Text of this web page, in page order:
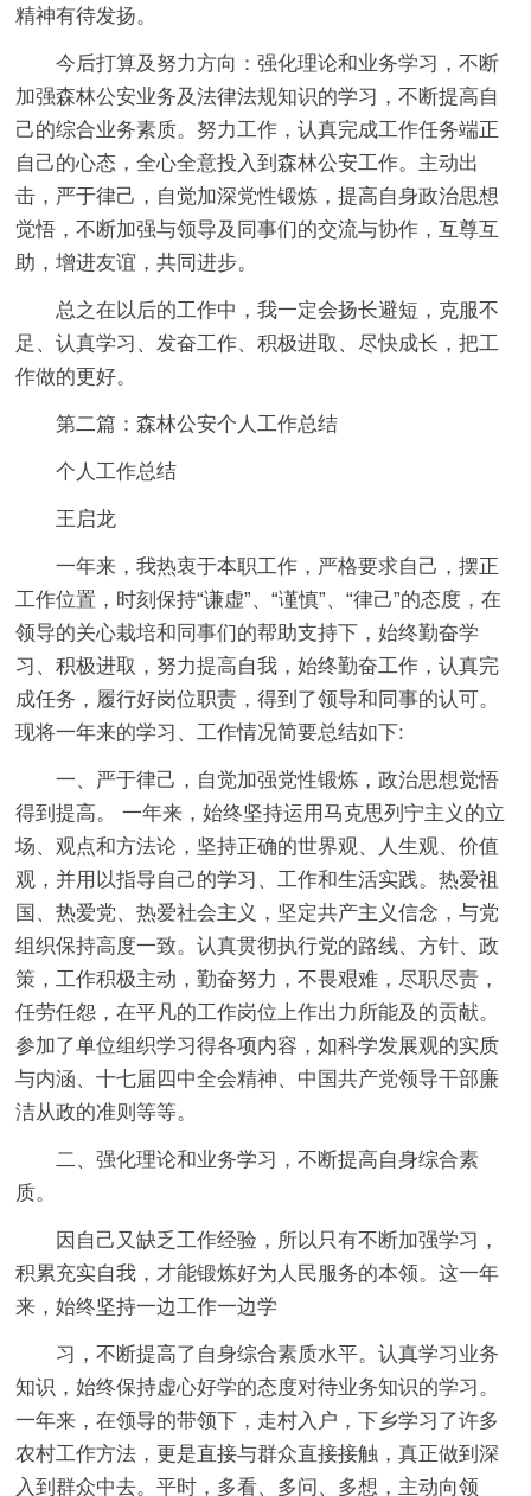
精神有待发扬。
今后打算及努力方向：强化理论和业务学习，不断
加强森林公安业务及法律法规知识的学习，不断提高自
己的综合业务素质。努力工作，认真完成工作任务端正
自己的心态，全心全意投入到森林公安工作。主动出
击，严于律己，自觉加深党性锻炼，提高自身政治思想
觉悟，不断加强与领导及同事们的交流与协作，互尊互
助，增进友谊，共同进步。
总之在以后的工作中，我一定会扬长避短，克服不
足、认真学习、发奋工作、积极进取、尽快成长，把工
作做的更好。
第二篇：森林公安个人工作总结
个人工作总结
王启龙
一年来，我热衷于本职工作，严格要求自己，摆正
工作位置，时刻保持“谦虚”、“谨慎”、“律己”的态度，在
领导的关心栽培和同事们的帮助支持下，始终勤奋学
习、积极进取，努力提高自我，始终勤奋工作，认真完
成任务，履行好岗位职责，得到了领导和同事的认可。
现将一年来的学习、工作情况简要总结如下:
一、严于律己，自觉加强党性锻炼，政治思想觉悟
得到提高。 一年来，始终坚持运用马克思列宁主义的立
场、观点和方法论，坚持正确的世界观、人生观、价值
观，并用以指导自己的学习、工作和生活实践。热爱祖
国、热爱党、热爱社会主义，坚定共产主义信念，与党
组织保持高度一致。认真贯彻执行党的路线、方针、政
策，工作积极主动，勤奋努力，不畏艰难，尽职尽责，
任劳任怨，在平凡的工作岗位上作出力所能及的贡献。
参加了单位组织学习得各项内容，如科学发展观的实质
与内涵、十七届四中全会精神、中国共产党领导干部廉
洁从政的准则等等。
二、强化理论和业务学习，不断提高自身综合素
质。
因自己又缺乏工作经验，所以只有不断加强学习，
积累充实自我，才能锻炼好为人民服务的本领。这一年
来，始终坚持一边工作一边学
习，不断提高了自身综合素质水平。认真学习业务
知识，始终保持虚心好学的态度对待业务知识的学习。
一年来，在领导的带领下，走村入户，下乡学习了许多
农村工作方法，更是直接与群众直接接触，真正做到深
入到群众中去。平时，多看、多问、多想，主动向领